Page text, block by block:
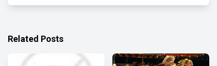
Related Posts